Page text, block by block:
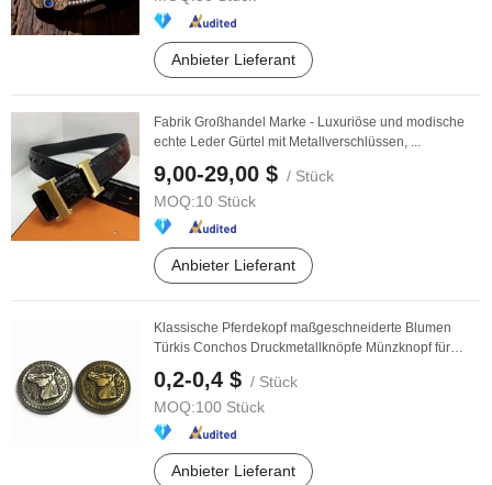
Anbieter Lieferant
Fabrik Großhandel Marke - Luxuriöse und modische
echte Leder Gürtel mit Metallverschlüssen, ...
9,00-29,00 $ / Stück
MOQ:10 Stück
Anbieter Lieferant
Klassische Pferdekopf maßgeschneiderte Blumen
Türkis Conchos Druckmetallknöpfe Münzknopf für
0,2-0,4 $ / Stück
MOQ:100 Stück
Anbieter Lieferant